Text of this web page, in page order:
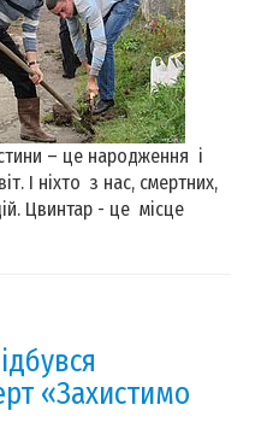
– це народження і
І ніхто з нас, смертних,
Цвинтар - це місце
«Захистимо